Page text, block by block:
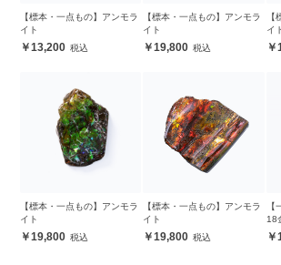
【標本・一点もの】アンモラ
イト
13,200
【標本・一点もの】アンモラ
イト
19,800
【
イ
【標本・一点もの】アンモラ
イト
19,800
【標本・一点もの】アンモラ
イト
19,800
【
18